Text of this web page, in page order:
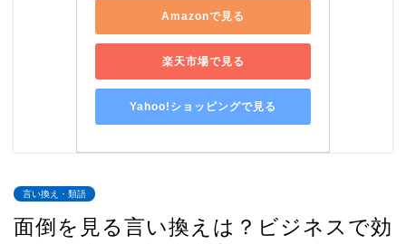
Amazonで見る
楽天市場で見る
Yahoo!ショッピングで見る
言い換え・類語
面倒を見る言い換えは？ビジネスで効